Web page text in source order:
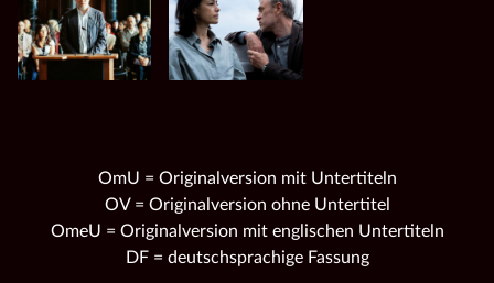
OmU = Originalversion mit Untertiteln
OV = Originalversion ohne Untertitel
OmeU = Originalversion mit englischen Untertiteln
DF = deutschsprachige Fassung